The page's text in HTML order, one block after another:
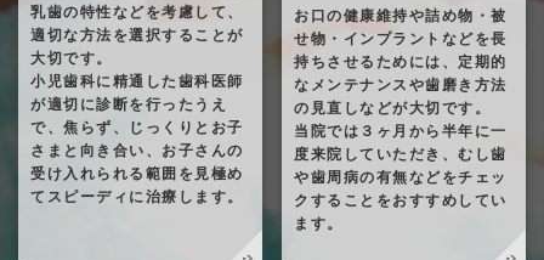
乳歯の特性などを考慮して、
適切な方法を選択することが
大切です。
小児歯科に精通した歯科医師
が適切に診断を行ったうえ
で、焦らず、じっくりとお子
さまと向き合い、お子さんの
受け入れられる範囲を見極め
てスピーディに治療します。
お口の健康維持や詰め物・被
せ物・インプラントなどを長
持ちさせるためには、定期的
なメンテナンスや歯磨き方法
の見直しなどが大切です。
当院では３ヶ月から半年に一
度来院していただき、むし歯
や歯周病の有無などをチェッ
クすることをおすすめしてい
ます。